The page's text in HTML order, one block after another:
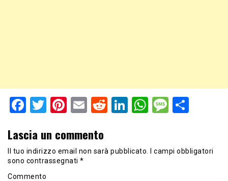
Facebook
Twitter
Pinterest
EmailRedditLinkedIn
WhatsApp
Lascia un commento
Il tuo indirizzo email non sarà pubblicato. I campi obbligatori
sono contrassegnati *
Commento